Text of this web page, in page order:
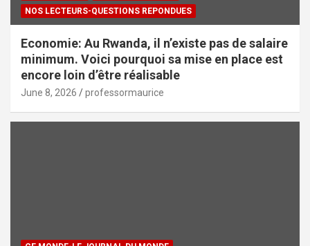
NOS LECTEURS-QUESTIONS REPONDUES
Economie: Au Rwanda, il n’existe pas de salaire
minimum. Voici pourquoi sa mise en place est
encore loin d’être réalisable
June 8, 2026 professormaurice